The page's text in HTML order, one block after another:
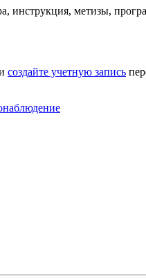
инструкция, метизы,
создайте учетную запись